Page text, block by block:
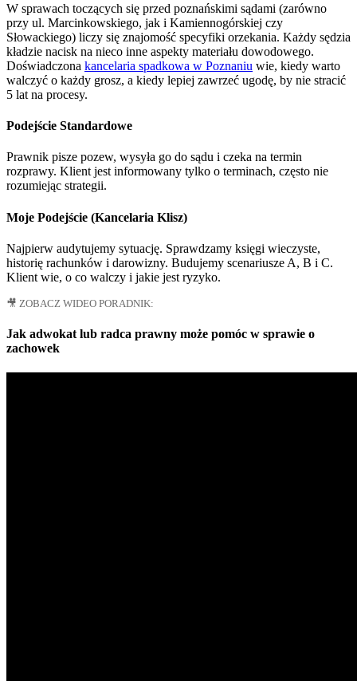
W sprawach toczących się przed poznańskimi sądami (zarówno
przy ul. Marcinkowskiego, jak i Kamiennogórskiej czy
Słowackiego) liczy się znajomość specyfiki orzekania. Każdy sędzia
kładzie nacisk na nieco inne aspekty materiału dowodowego.
Doświadczona kancelaria spadkowa w Poznaniu wie, kiedy warto
walczyć o każdy grosz, a kiedy lepiej zawrzeć ugodę, by nie stracić
5 lat na procesy.
Podejście Standardowe
Prawnik pisze pozew, wysyła go do sądu i czeka na termin
rozprawy. Klient jest informowany tylko o terminach, często nie
rozumiejąc strategii.
Moje Podejście (Kancelaria Klisz)
Najpierw audytujemy sytuację. Sprawdzamy księgi wieczyste,
historię rachunków i darowizny. Budujemy scenariusze A, B i C.
Klient wie, o co walczy i jakie jest ryzyko.
🎥 ZOBACZ WIDEO PORADNIK:
Jak adwokat lub radca prawny może pomóc w sprawie o
zachowek